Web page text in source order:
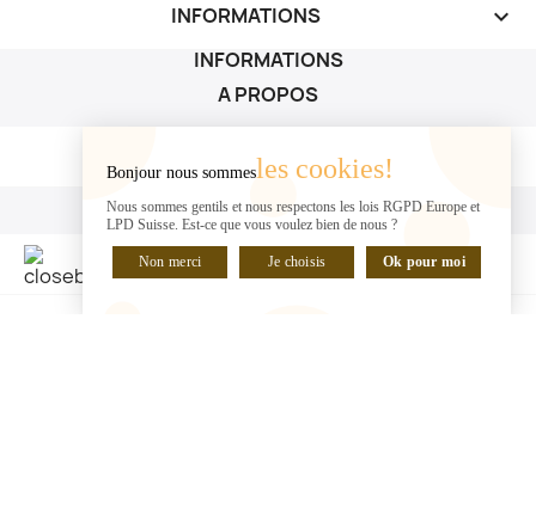
INFORMATIONS keyboard_arrow_down
INFORMATIONS
A PROPOS
A PROPOS
VOTRE COMPTE
VOTRE COMPTE
Bonjour nous sommesles cookies!
Nous sommes gentils et nous respectons les lois RGPD Europe et
LPD Suisse. Est-ce que vous voulez bien de nous ?
Non merci Je choisis Ok pour moi
DISCUTER EN LIGNE